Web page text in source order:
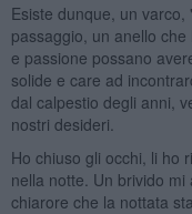
Esiste dunque, un
passaggio, un anello
e passione possano
solide e care ad
dal calpestio degli anni,
nostri desideri.
Ho chiuso gli occhi, li ho
nella notte. Un brivido
chiarore che la nottata